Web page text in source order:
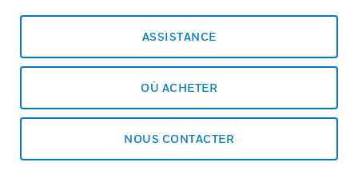
ASSISTANCE
OÙ ACHETER
NOUS CONTACTER